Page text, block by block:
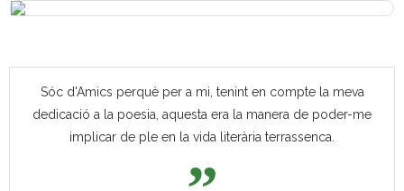
Sóc d'Amics perquè per a mi, tenint en compte la meva
dedicació a la poesia, aquesta era la manera de poder-me
implicar de ple en la vida literària terrassenca.